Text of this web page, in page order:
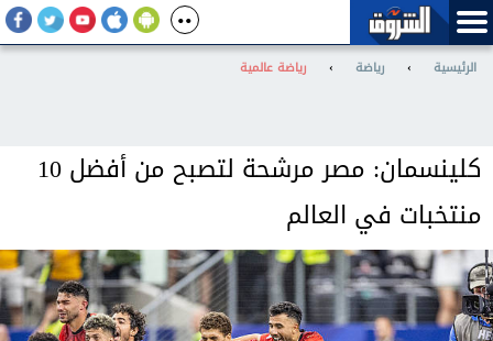
الرئيسية › رياضة › رياضة عالمية
كلينسمان: مصر مرشحة لتصبح من أفضل 10
منتخبات في العالم